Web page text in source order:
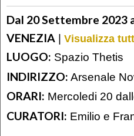
Dal 20 Settembre 2023
VENEZIA | Visualizza
LUOGO: Spazio Thetis
INDIRIZZO: Arsenale
ORARI: Mercoledi 20
CURATORI: Emilio e